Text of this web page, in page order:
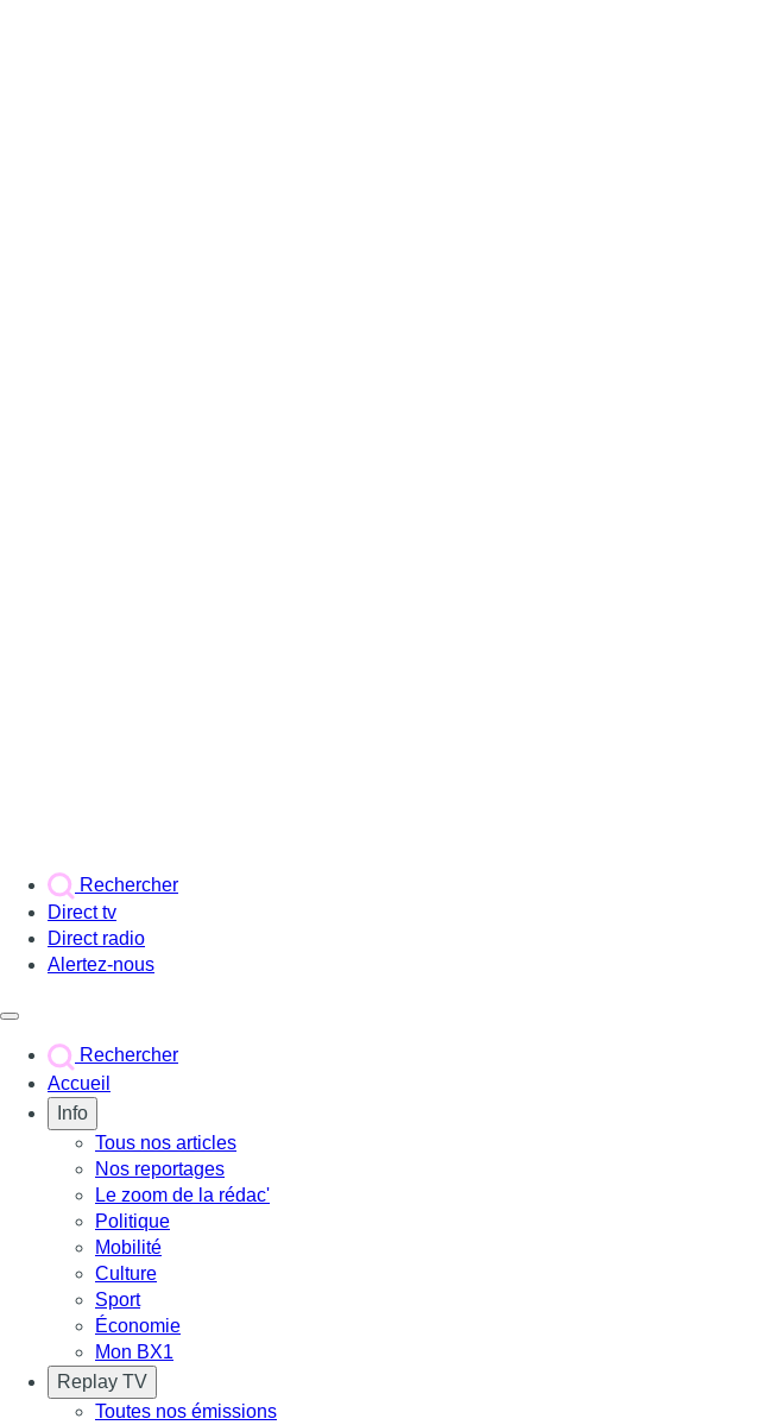
Rechercher
Direct tv
Direct radio
Alertez-nous
Rechercher
Accueil
Info
Tous nos articles
Nos reportages
Le zoom de la rédac'
Politique
Mobilité
Culture
Sport
Économie
Mon BX1
Replay TV
Toutes nos émissions